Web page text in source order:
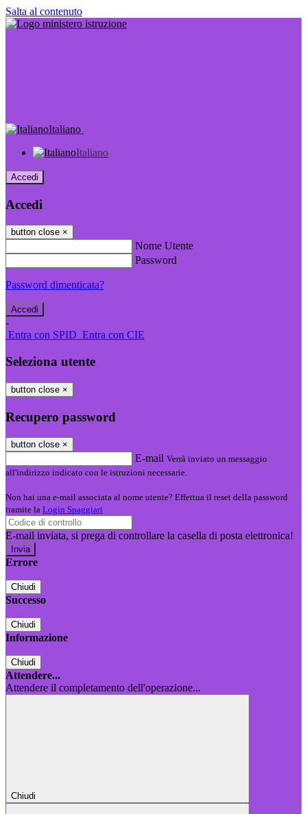
Salta al contenuto
Italiano
Italiano
Accedi
Accedi
button close ×
Nome Utente
Password
Password dimenticata?
-
Entra con SPID Entra con CIE
Seleziona utente
button close ×
Recupero password
button close ×
E-mail Verrà inviato un messaggio
all'indirizzo indicato con le istruzioni necessarie.
Non hai una e-mail associata al nome utente? Effettua il reset della password
tramite la Login Spaggiari
E-mail inviata, si prega di controllare la casella di posta elettronica!
Errore
Chiudi
Successo
Chiudi
Informazione
Chiudi
Attendere...
Attendere il completamento dell'operazione...
Chiudi